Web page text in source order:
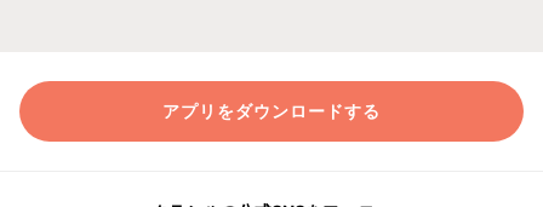
アプリをダウンロードする